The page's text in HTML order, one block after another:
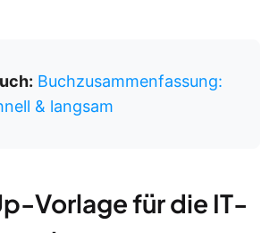
Buchzusammenfassung:
& langsam
Vorlage für die IT-